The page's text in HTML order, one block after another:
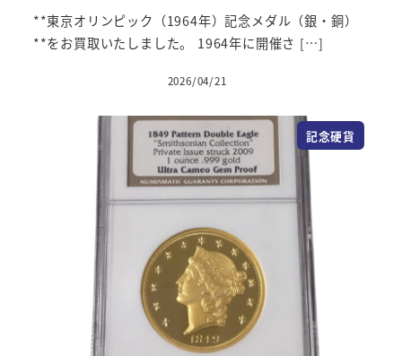
**東京オリンピック（1964年）記念メダル（銀・銅）
**をお買取いたしました。 1964年に開催さ […]
2026/04/21
記念硬貨